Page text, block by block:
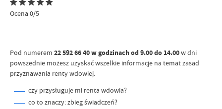
Ocena 0/5
Pod numerem 22 592 66 40 w godzinach od 9.00 do 14.00w dni
powszednie możesz uzyskać wszelkie informacje na temat zasad
przyznawania renty wdowiej.
czy przysługuje mi renta wdowia?
co to znaczy: zbieg świadczeń?